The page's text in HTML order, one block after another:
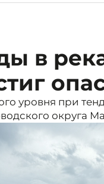
в
уровня при
округа